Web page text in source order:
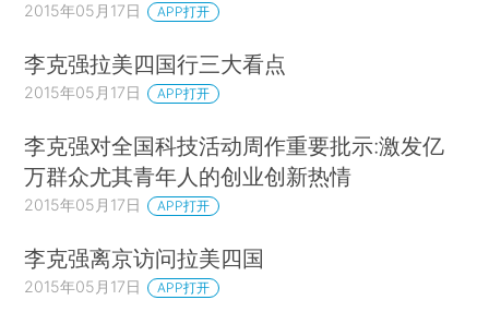
2015年05月17日 APP打开
李克强拉美四国行三大看点
2015年05月17日 APP打开
李克强对全国科技活动周作重要批示:激发亿
万群众尤其青年人的创业创新热情
2015年05月17日 APP打开
李克强离京访问拉美四国
2015年05月17日 APP打开